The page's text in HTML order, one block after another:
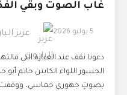
غاب الصوت وبقي
5 يوليو 2026 عزيز
دعونا نقف عند العبارة التي
الجسور اللواء الكابتن حاتم أبو
بصوتٍ جهوري حماسي، ووقفت